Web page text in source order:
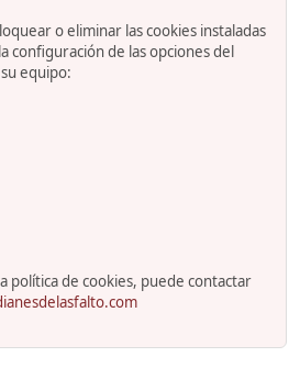
o eliminar las cookies instaladas
configuración de las opciones del
equipo:
política de cookies, puede contactar